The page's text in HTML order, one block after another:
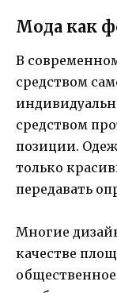
Мода как
В
средством
средством
позиции.
только
передавать
Многие
качестве